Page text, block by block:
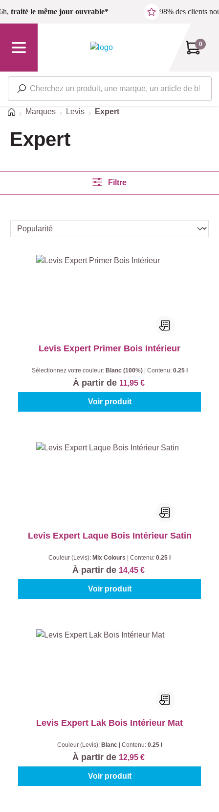
Passer au contenu principal
traité le même jour ouvrable* 98% des clients
0
Accueil
Marques Levis Expert
Expert
Filtre
Levis Expert Primer Bois Intérieur
Sélectionnez votre couleur: Blanc (100%) Contenu: 0.25 l
À partir de 11,95 €
Voir produit
Levis Expert Laque Bois Intérieur Satin
Couleur (Levis): Mix Colours Contenu: 0.25 l
À partir de 14,45 €
Voir produit
Levis Expert Lak Bois Intérieur Mat
Couleur (Levis): Blanc Contenu: 0.25 l
À partir de 12,95 €
Voir produit